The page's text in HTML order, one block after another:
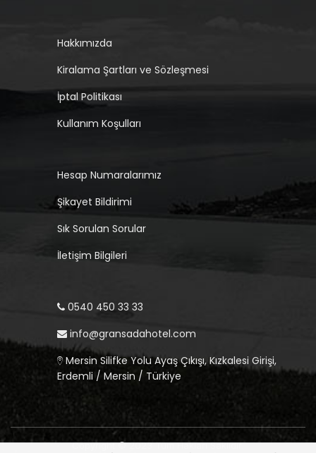
Hakkımızda
Kiralama Şartları ve Sözleşmesi
İptal Politikası
Kullanım Koşulları
Hesap Numaralarımız
Şikayet Bildirimi
Sık Sorulan Sorular
İletişim Bilgileri
0540 450 33 33
info@gransadahotel.com
Mersin Silifke Yolu Ayaş Çıkışı, Kızkalesi Girişi,
Erdemli / Mersin / Türkiye
Copyright © 2023 Tüm Hakları Saklıdır.